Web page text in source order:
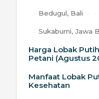
Bedugul, Bali
Sukabumi, Jawa
Harga Lobak
Petani (Agustus
Manfaat Lobak
Kesehatan